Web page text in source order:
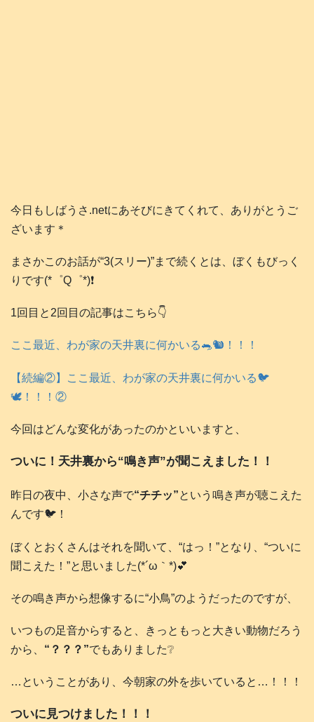
今日もしばうさ.netにあそびにきてくれて、ありがとうご
ざいます＊
まさかこのお話が“3(スリー)”まで続くとは、ぼくもびっく
りです(*゜Q゜*)❗️
1回目と2回目の記事はこちら👇️
ここ最近、わが家の天井裏に何かいる🐀🐿️！！！
【続編②】ここ最近、わが家の天井裏に何かいる🐦️
🕊️！！！②
今回はどんな変化があったのかといいますと、
ついに！天井裏から“鳴き声”が聞こえました！！
昨日の夜中、小さな声で“チチッ”という鳴き声が聴こえた
んです🐦️！
ぼくとおくさんはそれを聞いて、“はっ！”となり、“ついに
聞こえた！”と思いました(*´ω｀*)💕
その鳴き声から想像するに“小鳥”のようだったのですが、
いつもの足音からすると、きっともっと大きい動物だろう
から、 “？？？”でもありました❔
…ということがあり、今朝家の外を歩いていると…！！！
ついに見つけました！！！